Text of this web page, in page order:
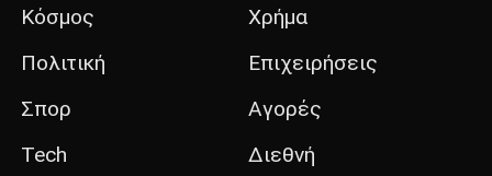
Κόσμος
Πολιτική
Σπορ
Tech
Χρήμα
Επιχειρήσεις
Αγορές
Διεθνή